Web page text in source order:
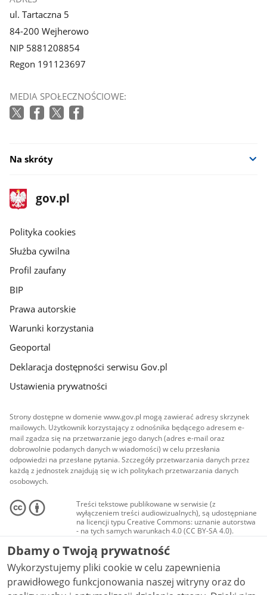
ul. Tartaczna 5
84-200 Wejherowo
NIP 5881208854
Regon 191123697
MEDIA SPOŁECZNOŚCIOWE:
Na skróty
stopka
gov.pl
Strona
gov.pl
gov.pl
Polityka cookies
Służba cywilna
Profil zaufany
BIP
Prawa autorskie
Warunki korzystania
Geoportal
Deklaracja dostępności serwisu Gov.pl
Ustawienia prywatności
Strony dostępne w domenie www.gov.pl mogą zawierać adresy skrzynek
mailowych. Użytkownik korzystający z odnośnika będącego adresem e-
mail zgadza się na przetwarzanie jego danych (adres e-mail oraz
dobrowolnie podanych danych w wiadomości) w celu przesłania
odpowiedzi na przesłane pytania. Szczegóły przetwarzania danych przez
każdą z jednostek znajdują się w ich politykach przetwarzania danych
osobowych.
Treści tekstowe publikowane w serwisie (z
wyłączeniem treści audiowizualnych), są udostępniane
na licencji typu Creative Commons: uznanie autorstwa
- na tych samych warunkach 4.0 (CC BY-SA 4.0).
Materiały audiowizualne, w tym zdjęcia, materiały
audio i wideo, są udostępniane na licencji typu
Creative Commons: uznanie autorstwa użycie
niekomercyjne - bez utworów zależnych 4.0 (CC BY-
NC-ND 4.0), o ile nie jest to stwierdzone inaczej.
Dbamy o Twoją prywatność
Wykorzystujemy pliki cookie w celu zapewnienia
prawidłowego funkcjonowania naszej witryny oraz do